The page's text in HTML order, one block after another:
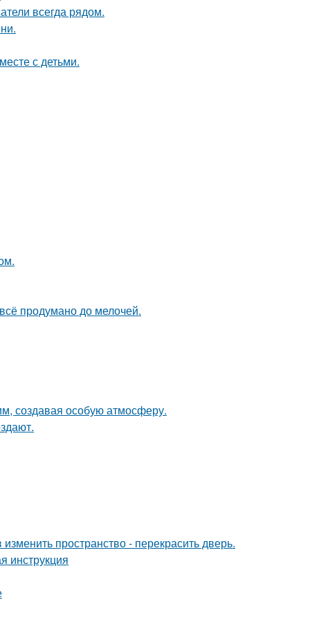
всегда рядом.
с детьми.
продумано до мелочей.
создавая особую атмосферу.
пространство - перекрасить дверь.
инструкция